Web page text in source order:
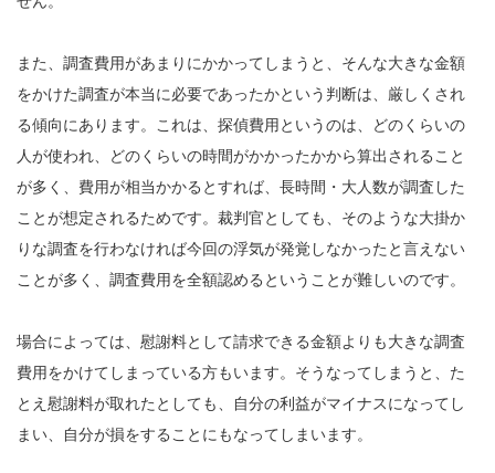
また、調査費用があまりにかかってしまうと、そんな大きな金額
をかけた調査が本当に必要であったかという判断は、厳しくされ
る傾向にあります。これは、探偵費用というのは、どのくらいの
人が使われ、どのくらいの時間がかかったかから算出されること
が多く、費用が相当かかるとすれば、長時間・大人数が調査した
ことが想定されるためです。裁判官としても、そのような大掛か
りな調査を行わなければ今回の浮気が発覚しなかったと言えない
ことが多く、調査費用を全額認めるということが難しいのです。
場合によっては、慰謝料として請求できる金額よりも大きな調査
費用をかけてしまっている方もいます。そうなってしまうと、た
とえ慰謝料が取れたとしても、自分の利益がマイナスになってし
まい、自分が損をすることにもなってしまいます。